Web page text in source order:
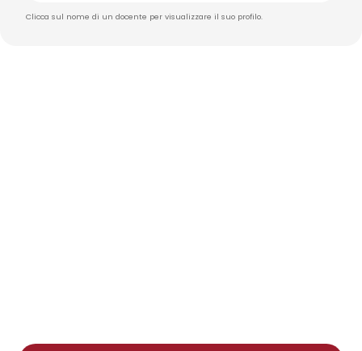
Clicca sul nome di un docente per visualizzare il suo profilo.